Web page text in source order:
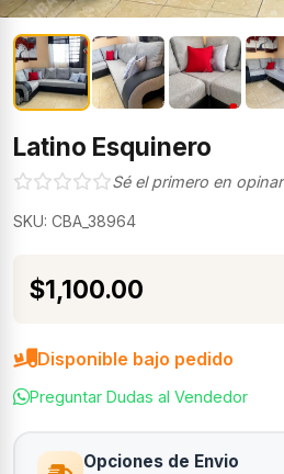
Latino Esquinero
Sé el primero en opinar
SKU: CBA_38964
$1,100.00
Disponible bajo pedido
Preguntar Dudas al Vendedor
Opciones de Envio